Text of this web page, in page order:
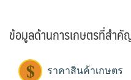
ข้อมูลด้านการเกษตรที่สำคั
ราคาสินค้าเกษตร